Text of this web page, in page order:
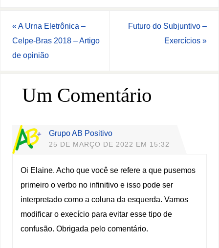
«A Urna Eletrônica –
Celpe-Bras 2018 – Artigo
de opinião
Futuro do Subjuntivo –
Exercícios »
Um Comentário
Grupo AB Positivo
25 DE MARÇO DE 2022 EM 15:32
Oi Elaine. Acho que você se refere a que pusemos
primeiro o verbo no infinitivo e isso pode ser
interpretado como a coluna da esquerda. Vamos
modificar o execício para evitar esse tipo de
confusão. Obrigada pelo comentário.